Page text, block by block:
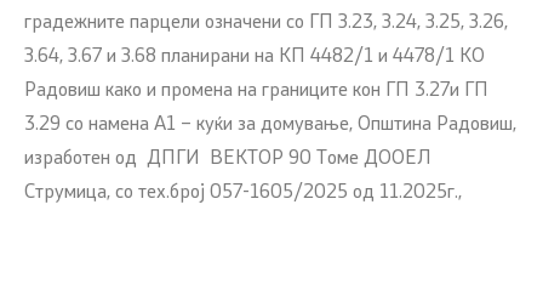
градежните парцели означени со ГП З.23, З.24, З.25, З.26,
З.64, З.67 и З.68 планирани на КП 4482/1 и 4478/1 КО
Радовиш како и промена на границите кон ГП 3.27и ГП
3.29 со намена А1 – куќи за домување, Општина Радовиш,
изработен од ДПГИ ВЕКТОР 90 Томе ДООЕЛ
Струмица, со тех.број 057-1605/2025 од 11.2025г.,